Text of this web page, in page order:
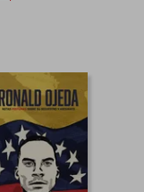
40%
dcto.